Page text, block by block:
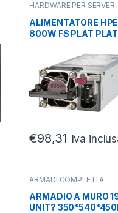
HARDWARE PER SERVER,
ALIMENTATORE HPE
800W FS PLAT
€98,31 Iva
ARMADI COMPLETI A
SERVER
ARMADIO A MURO
UNIT?